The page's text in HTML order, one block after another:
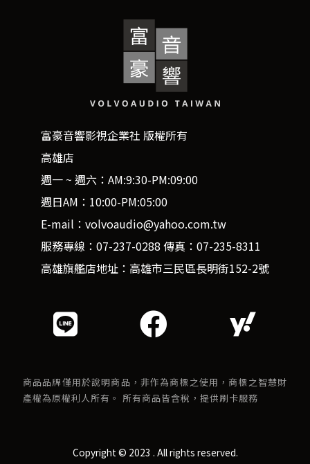
富豪音響影視企業社 版權所有
高雄店
週一 ~ 週六：AM:9:30-PM:09:00
週日AM：10:00-PM:05:00
E-mail：volvoaudio@yahoo.com.tw
服務專線：07-237-0288 傳真：07-235-8311
高雄旗艦店地址：高雄市三民區長明街152-2號
商品品牌僅用於說明商品，非作為商標之使用，商標之智慧財
產權為原權利人所有。 所有商品皆含稅，提供刷卡服務
Copyright © 2023 . All rights reserved.